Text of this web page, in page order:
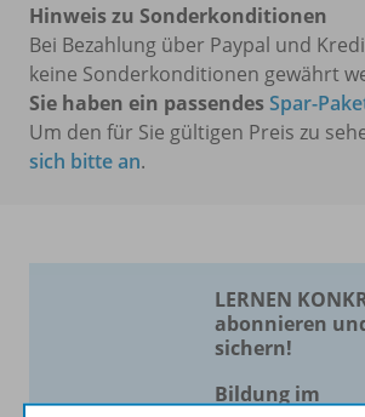
Hinweis zu Sonderkonditionen
Bei Bezahlung über Paypal und
keine Sonderkonditionen gewährt
Sie haben ein passendesSpar-
Um den für Sie gültigen Preis zu
sich bitte an.
LERNEN
abonnieren
sichern!
Bildung im